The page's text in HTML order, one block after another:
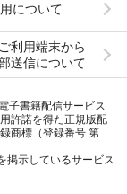
について
利用端末から
送信について
子書籍配信サービス
許諾を得た正規版配
商標（登録番号 第
掲示しているサービス